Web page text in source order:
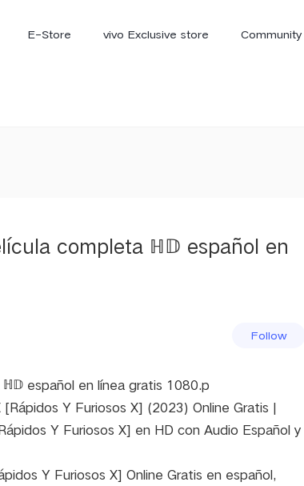
E-Store vivo Exclusive store Community
completa ℍ𝔻 español en
Follow
ℍ𝔻 español en línea gratis 1080.p
Y Furiosos X] (2023) Online Gratis |
Y Furiosos X] en HD con Audio Español y
Y Furiosos X] Online Gratis en español,